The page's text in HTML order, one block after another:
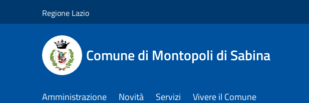
Regione Lazio
Comune di Montopoli di Sabina
Amministrazione Novità Servizi Vivere il Comune